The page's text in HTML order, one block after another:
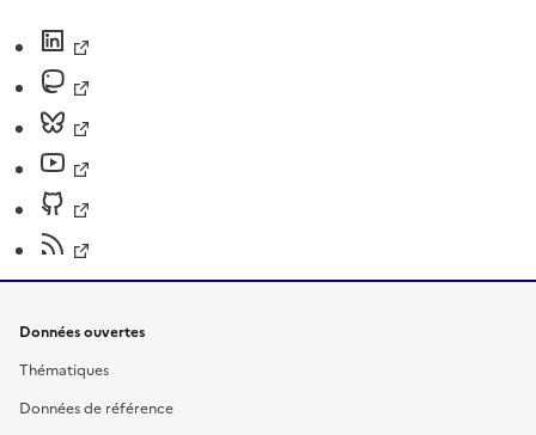
Données ouvertes
Thématiques
Données de référence